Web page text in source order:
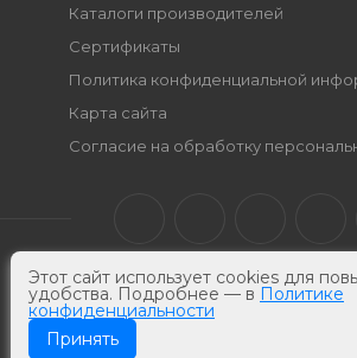
Каталоги производителей
Сертификаты
Политика конфиденциальной
Карта сайта
Согласие на обработку
Этот сайт использует cookies для
удобства. Подробнее — в Политике
конфиденциальности
Принять